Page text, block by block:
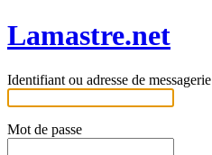
Lamastre.net
Identifiant ou adresse de messagerie
Mot de passe